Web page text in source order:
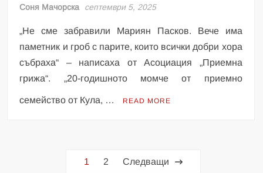
Соня Мачорска септември 5, 2025
„Не сме забравили Мариян Пасков. Вече има
паметник и гроб с парите, които всички добри хора
събраха“ – написаха от Асоциация „Приемна
грижа“. „20-годишното момче от приемно
семейство от Кула, … READ MORE
1 2 Следващи